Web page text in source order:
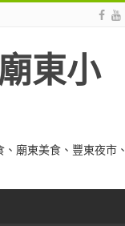
東小
廟東美食、豐東夜市、